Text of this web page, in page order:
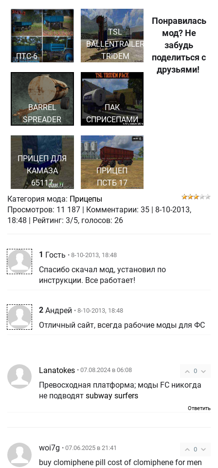
ПТС-6
TSL
BALLENTRAILER
TRIDEM
BARREL
SPREADER
ПАК
СПРИСЕПАМИ
ПРИЦЕП ДЛЯ
КАМАЗА
65117
ПРИЦЕП
ПСТБ 17
Понравилась
мод? Не
забудь
поделиться с
друзьями!
Категория мода: Прицепы
Просмотров: 11 187 Комментарии: 35
8-10-2013,
18:48
| Рейтинг: 3/5, голосов: 26
1 Гость • 8-10-2013, 18:48
Спасибо скачал мод, установил по
инструкции. Все работает!
2 Андрей • 8-10-2013, 18:48
Отличный сайт, всегда рабочие моды для ФС
0
Lanatokes • 07.08.2024 в 06:08
Превосходная платформа; моды FC никогда
не подводят subway surfers
Ответить
0
woi7g • 07.06.2025 в 21:41
buy clomiphene pill cost of clomiphene for men